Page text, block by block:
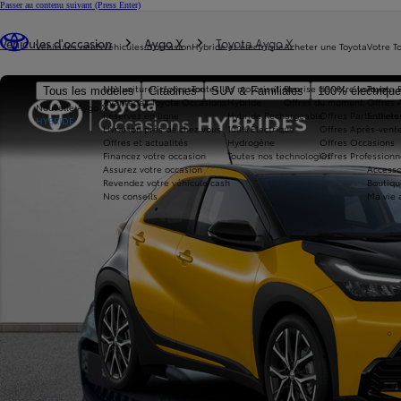
Passer au contenu suivant (Press Enter)
Véhicules neufs
Tous les modèles Citadines SUV & Familiales 100%
Nouvelle Aygo X
HYBRIDE
Véhicules d'occasion
Nos voitures d'occasion
Avantages Toyota Occasions
Réservez en ligne
Livraison près de chez vous
Offres et actualités
Financez votre occasion
Assurez votre occasion
Revendez votre véhicule cash
Nos conseils
Hybride et électrique
Toutes les motorisations
Hybride
Hybride Rechargeable
100% Électrique
Hydrogène
Toutes nos technologies
Acheter une Toyota
Reprise de votre voiture
Offres du moment
Offres Après-
Offres Occasions
Offres
Votre
Toyota
Offres
Ma vie
Véhicules d'occasion Aygo X Toyota Aygo X